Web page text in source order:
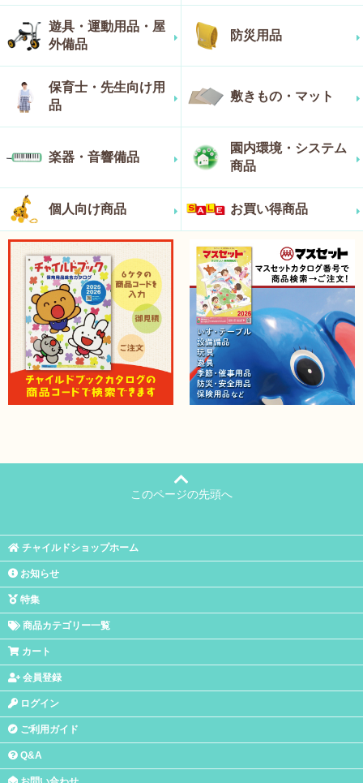
遊具・運動用品・屋
外備品
防災用品
保育士・先生向け用
品
敷きもの・マット
楽器・音響備品
園内環境・システム
商品
個人向け商品 お買い得商品
このページの先頭へ
チャイルドショップホーム
お知らせ
特集
商品カテゴリー一覧
カート
会員登録
ログイン
ご利用ガイド
Q&A